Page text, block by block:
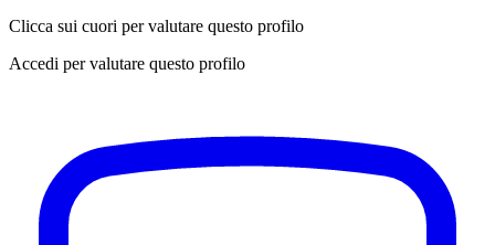
Clicca sui cuori per valutare questo profilo
Accedi per valutare questo profilo